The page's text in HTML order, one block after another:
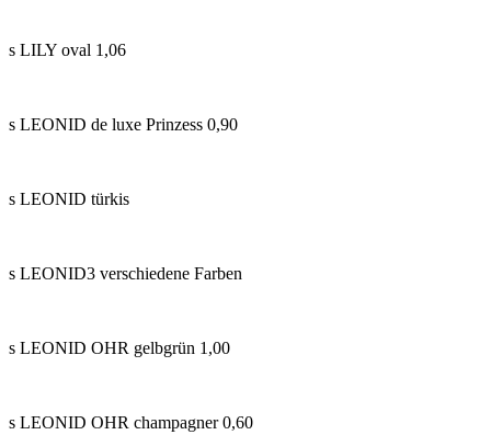
s LILY oval 1,06
s LEONID de luxe Prinzess 0,90
s LEONID türkis
s LEONID3 verschiedene Farben
s LEONID OHR gelbgrün 1,00
s LEONID OHR champagner 0,60